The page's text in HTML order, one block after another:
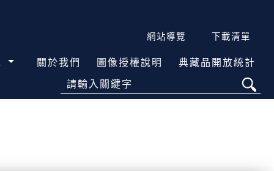
網站導覽 下載清單
關於我們 圖像授權說明 典藏品開放統計
請輸入關鍵字